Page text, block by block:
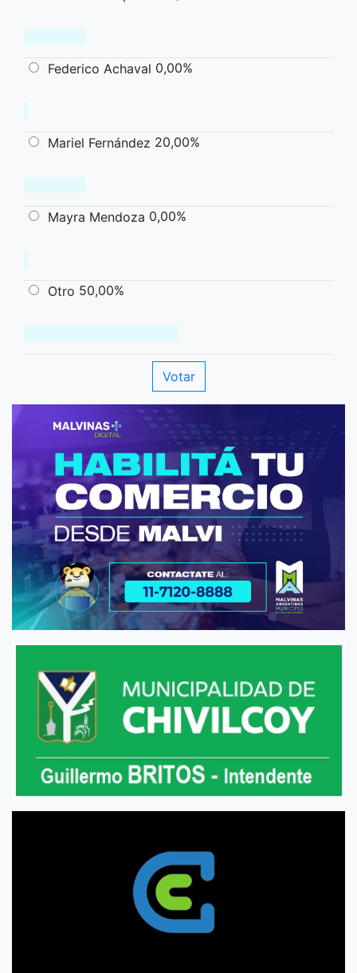
Federico Achaval 0,00%
Mariel Fernández 20,00%
Mayra Mendoza 0,00%
Otro 50,00%